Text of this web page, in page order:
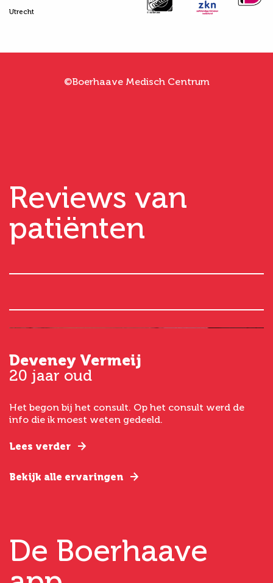
Utrecht
©Boerhaave Medisch Centrum
Reviews van
patiënten
Deveney Vermeij
20 jaar oud
Het begon bij het consult. Op het consult werd de
info die ik moest weten gedeeld.
Lees verder
Bekijk alle ervaringen
De Boerhaave